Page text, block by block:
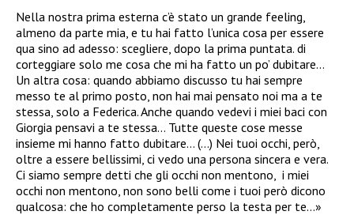
Nella nostra prima esterna c’è stato un grande feeling,
almeno da parte mia, e tu hai fatto l’unica cosa per essere
qua sino ad adesso: scegliere, dopo la prima puntata. di
corteggiare solo me cosa che mi ha fatto un po’ dubitare…
Un altra cosa: quando abbiamo discusso tu hai sempre
messo te al primo posto, non hai mai pensato noi ma a te
stessa, solo a Federica. Anche quando vedevi i miei baci con
Giorgia pensavi a te stessa… Tutte queste cose messe
insieme mi hanno fatto dubitare… (…) Nei tuoi occhi, però,
oltre a essere bellissimi, ci vedo una persona sincera e vera.
Ci siamo sempre detti che gli occhi non mentono, i miei
occhi non mentono, non sono belli come i tuoi però dicono
qualcosa: che ho completamente perso la testa per te…»